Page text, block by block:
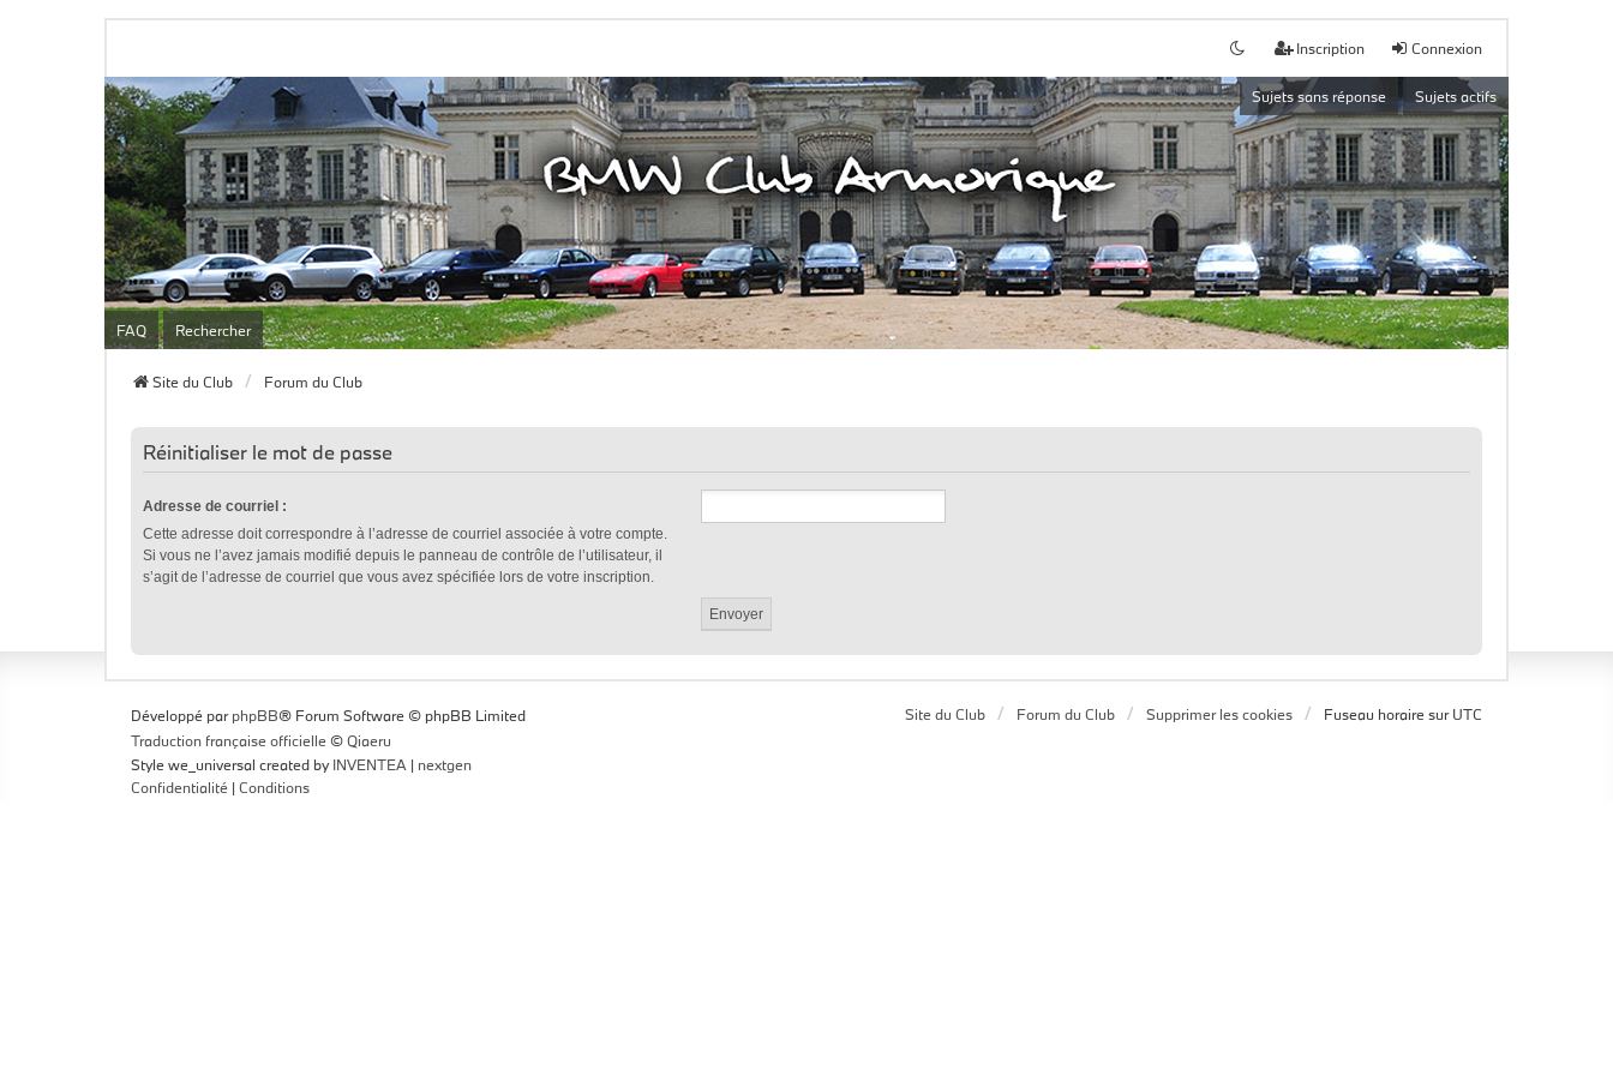
Connexion
Inscription
Sujets sans réponse Sujets actifs
FAQ Rechercher
Site du Club Forum du Club
Réinitialiser le mot de passe
Adresse de courriel :
Cette adresse doit correspondre à l’adresse de courriel associée à votre compte.
Si vous ne l’avez jamais modifié depuis le panneau de contrôle de l’utilisateur, il
s’agit de l’adresse de courriel que vous avez spécifiée lors de votre inscription.
Site du Club Forum du Club Supprimer les cookies Fuseau horaire surUTC
Développé parphpBB® Forum Software © phpBB Limited
Traduction française officielle ©Qiaeru
Style we_universal created byINVENTEA | nextgen
Confidentialité | Conditions